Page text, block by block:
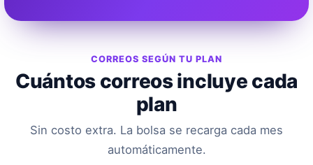
CORREOS SEGÚN TU PLAN
Cuántos correos incluye cada
plan
Sin costo extra. La bolsa se recarga cada mes
automáticamente.